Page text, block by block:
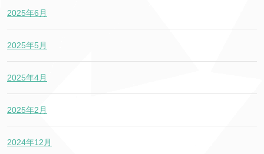
2025年6月
2025年5月
2025年4月
2025年2月
2024年12月